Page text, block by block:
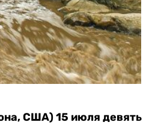
США) 15 июля девять